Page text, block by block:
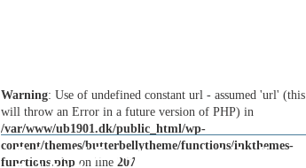
Warning: Use of undefined constant url - assumed 'url' (this
will throw an Error in a future version of PHP) in
/var/www/ub1901.dk/public_html/wp-
content/themes/butterbellytheme/functions/inkthemes-
functions.php on line 207
Rejs ud i Europa, og støt Undløse